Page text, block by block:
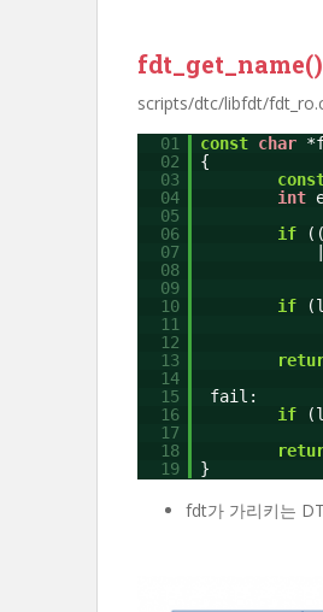
fdt_get_name()
scripts/dtc/libfdt/
01 const char
02
{
03
04
int
05
06
if
07
08
09
10
if
11
12
13
14
15
fail:
16
if
17
18
19
}
fdt가 가리키는